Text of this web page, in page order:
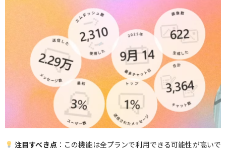
注目すべき点 ：この機能は全プランで利用できる可能性が高いで